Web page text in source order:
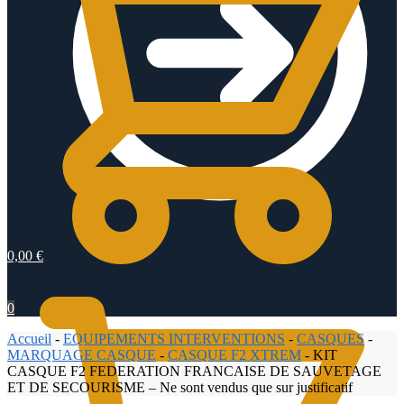
0,00 €
0
Accueil - EQUIPEMENTS INTERVENTIONS - CASQUES -
MARQUAGE CASQUE - CASQUE F2 XTREM - KIT
CASQUE F2 FEDERATION FRANCAISE DE SAUVETAGE
ET DE SECOURISME – Ne sont vendus que sur justificatif